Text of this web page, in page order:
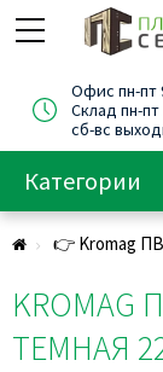
Офис пн-пт
Склад пн-пт
сб-вс
Категории
👉 Kromag
KROMAG
ТЕМНАЯ